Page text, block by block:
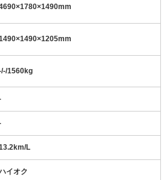
×1780×1490mm
×1490×1205mm
1560kg
L
イオク